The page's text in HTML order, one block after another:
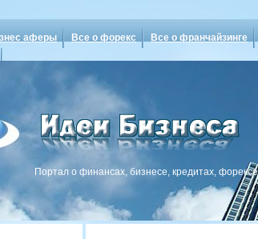
аферы Все о форекс Все о франчайзинге
Портал о финансах, бизнесе, кредитах, форексе